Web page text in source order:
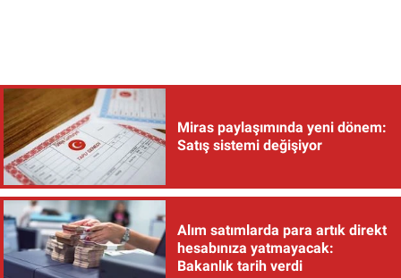
Miras paylaşımında yeni dönem:
Satış sistemi değişiyor
Alım satımlarda para artık direkt
hesabınıza yatmayacak:
Bakanlık tarih verdi